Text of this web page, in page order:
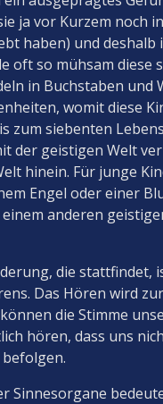
ja vor Kurzem noch
haben) und deshalb
oft so mühsam diese
in Buchstaben und
womit diese
zum siebenten
der geistigen Welt
hinein. Für junge
Engel oder einer
anderen
die stattfindet,
Das Hören wird
die Stimme
hören, dass uns
Sinnesorgane